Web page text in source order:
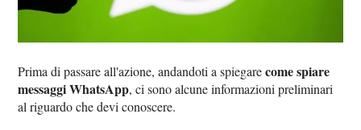
Prima di passare all'azione, andandoti a spiegarecome spiare
messaggi WhatsApp, ci sono alcune informazioni preliminari
al riguardo che devi conoscere.